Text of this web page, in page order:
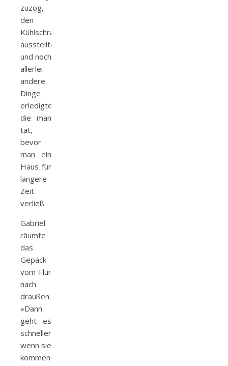
zuzog,
den
Kühlschrank
ausstellte
und noch
allerlei
andere
Dinge
erledigte,
die man
tat,
bevor
man ein
Haus für
längere
Zeit
verließ.
Gabriel
räumte
das
Gepäck
vom Flur
nach
draußen.
»Dann
geht es
schneller,
wenn sie
kommen«,